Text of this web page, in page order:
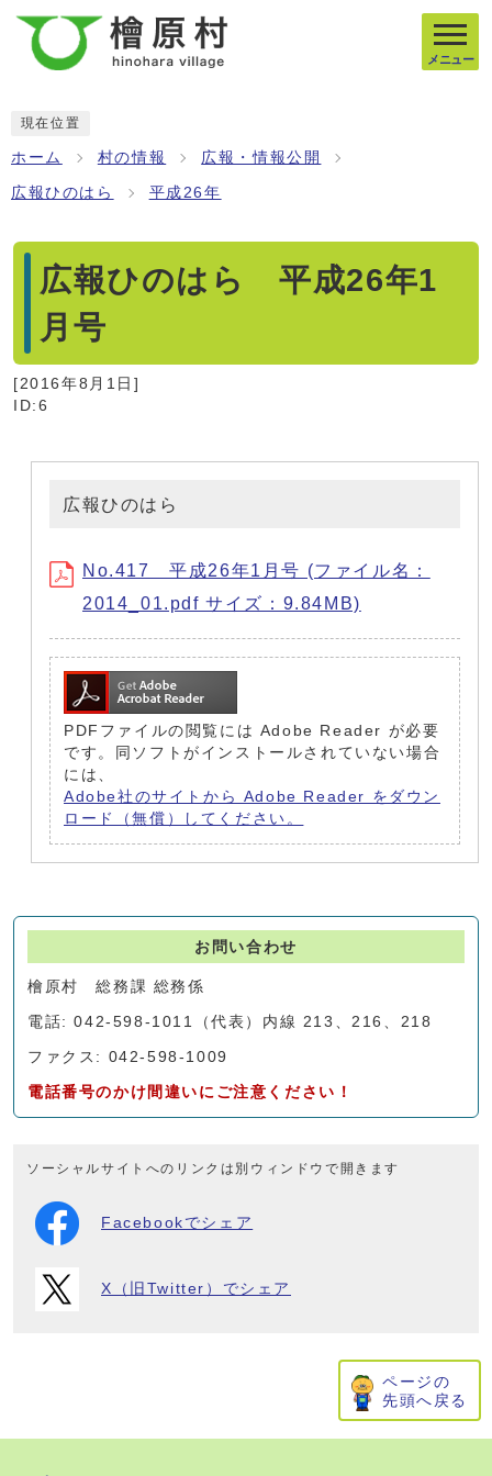
メニュー
現在位置
ホーム 村の情報 広報・情報公開
広報ひのはら 平成26年
広報ひのはら 平成26年1
月号
[2016年8月1日]
ID:6
広報ひのはら
No.417 平成26年1月号 (ファイル名：
2014_01.pdf サイズ：9.84MB)
PDFファイルの閲覧には Adobe Reader が必要
です。同ソフトがインストールされていない場合
には、
Adobe社のサイトから Adobe Reader をダウン
ロード（無償）してください。
お問い合わせ
檜原村 総務課 総務係
電話: 042-598-1011（代表）内線 213、216、218
ファクス: 042-598-1009
電話番号のかけ間違いにご注意ください！
ソーシャルサイトへのリンクは別ウィンドウで開きます
Facebookでシェア
X（旧Twitter）でシェア
ページの
先頭へ戻る